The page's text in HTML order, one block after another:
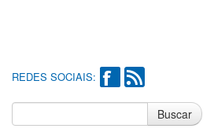
REDES SOCIAIS:
Buscar